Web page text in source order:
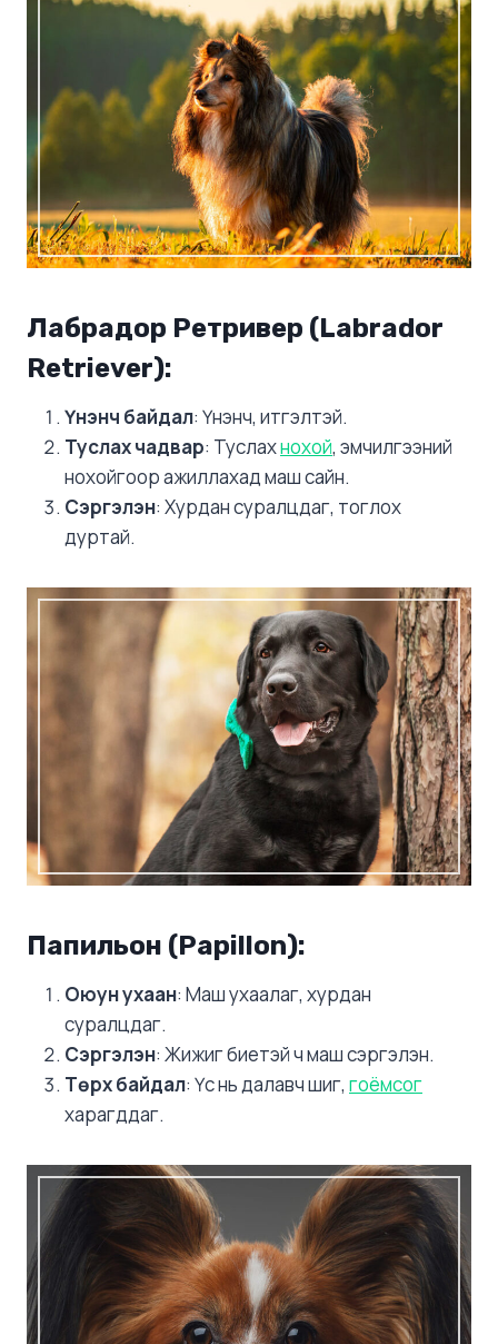
Лабрадор Ретривер (Labrador
Retriever):
Үнэнч байдал: Үнэнч, итгэлтэй.
Туслах чадвар: Туслахнохой, эмчилгээний
нохойгоор ажиллахад маш сайн.
Сэргэлэн: Хурдан суралцдаг, тоглох
дуртай.
Папильон (Papillon):
Оюун ухаан: Маш ухаалаг, хурдан
суралцдаг.
Сэргэлэн: Жижиг биетэй ч маш сэргэлэн.
Төрх байдал: Үс нь далавч шиг, гоёмсог
харагддаг.